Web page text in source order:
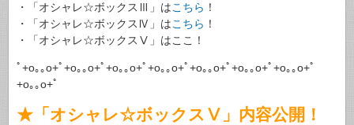
・「オシャレ☆ボックスⅢ」はこちら ！
・「オシャレ☆ボックスⅣ」はこちら ！
・「オシャレ☆ボックスⅤ」はここ！
ﾟ+o｡｡o+ﾟ+o｡｡o+ﾟ+o｡｡o+ﾟ+o｡｡o+ﾟ+o｡｡o+ﾟ+o｡｡o+ﾟ+o｡｡o+ﾟ
+o｡｡o+ﾟ
★「オシャレ☆ボックスⅤ」内容公開！